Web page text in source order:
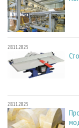
28.11.2025
28.11.2025